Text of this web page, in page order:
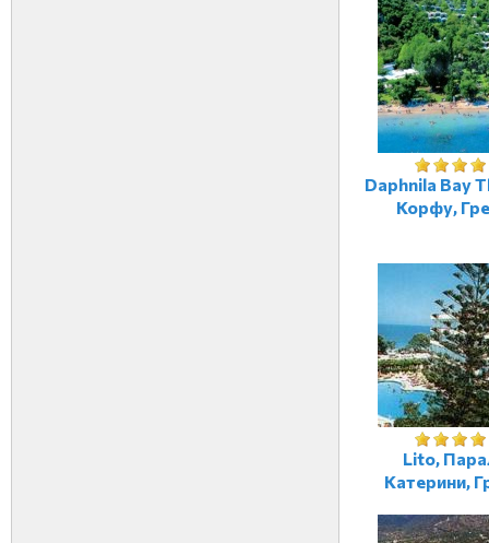
Daphnila Bay
Корфу,
Lito,
Катерини,